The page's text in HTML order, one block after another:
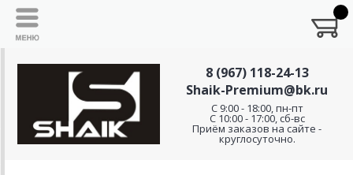
8 (967) 118-24-13
Shaik-Premium@bk.ru
C 9:00 - 18:00, пн-пт
С 10:00 - 17:00, сб-вс
Приём заказов на сайте -
круглосуточно.